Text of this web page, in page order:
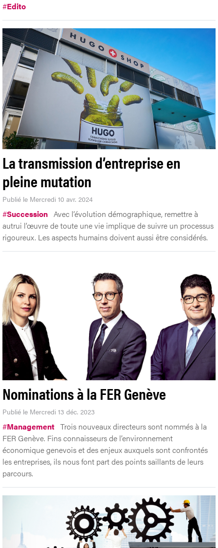
#Edito
La transmission d’entreprise en
pleine mutation
Publié le Mercredi 10 avr. 2024
#Succession Avec l’évolution démographique, remettre à
autrui l’œuvre de toute une vie implique de suivre un processus
rigoureux. Les aspects humains doivent aussi être considérés.
Nominations à la FER Genève
Publié le Mercredi 13 déc. 2023
#Management Trois nouveaux directeurs sont nommés à la
FER Genève. Fins connaisseurs de l’environnement
économique genevois et des enjeux auxquels sont confrontés
les entreprises, ils nous font part des points saillants de leurs
parcours.